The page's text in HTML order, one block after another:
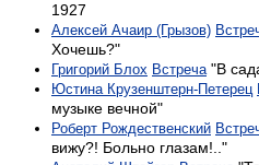
1927
Алексей Ачаир (Грызов)
Хочешь?"
Григорий Блох Встреча "В
Юстина Крузенштерн-Петерец
музыке вечной"
Роберт Рождественский
вижу?! Больно глазам!.."